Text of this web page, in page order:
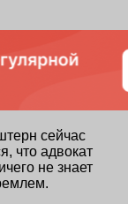
сейчас
что адвокат
не знает